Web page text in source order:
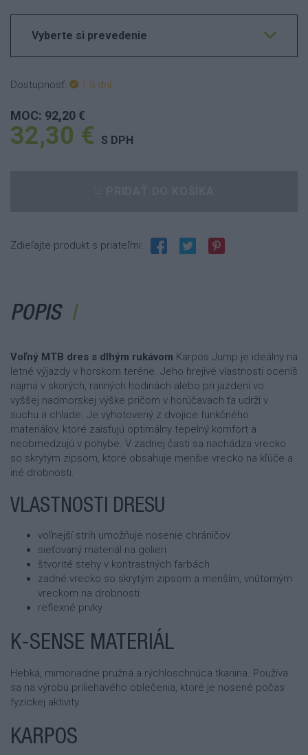
Vyberte si prevedenie
Dostupnosť: 1-3 dní
MOC: 92,20 €
32,30 € S DPH
Zdieľajte produkt s priateľmi:
POPIS
Voľný MTB dres s dlhým rukávom Karpos Jump je ideálny na
letné výjazdy v horskom teréne. Jeho hrejivé vlastnosti oceníš
najmä v skorých, ranných hodinách alebo pri jazdení vo
vyššej nadmorskej výške pričom v horúčavach ťa udrží v
suchu a chlade. Je vyhotovený z dvojice funkčného
materiálov, ktoré zaisťujú optimálny tepelný komfort a
neobmedzujú v pohybe. V zadnej časti sa nachádza vrecko
so skrytým zipsom, ktoré obsahuje menšie vrecko na kľúče a
iné drobnosti.
VLASTNOSTI DRESU
voľnejší strih umožňuje nosenie chráničov
sieťovaný materiál na golieri
štvorité stehy v kontrastných farbách
zadné vrecko so skrytým zipsom a menším, vnútorným
vreckom na drobnosti
reflexné prvky
K-SENSE MATERIÁL
Hebká, mimoriadne pružná a rýchloschnúca tkanina. Používa
sa na výrobu priliehavého oblečenia, ktoré je nosené počas
fyzickej aktivity.
KARPOS